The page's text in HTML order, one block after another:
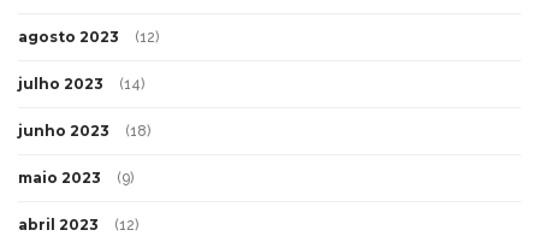
agosto 2023 (12)
julho 2023 (14)
junho 2023 (18)
maio 2023 (9)
abril 2023 (12)